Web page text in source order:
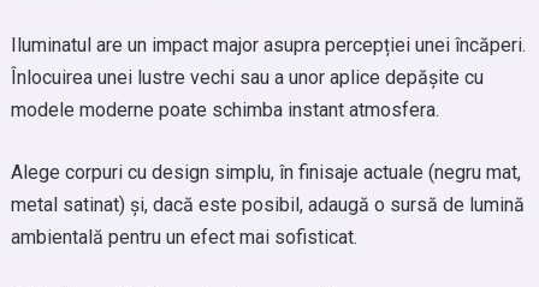
Iluminatul are un impact major asupra percepției unei încăperi.
Înlocuirea unei lustre vechi sau a unor aplice depășite cu
modele moderne poate schimba instant atmosfera.
Alege corpuri cu design simplu, în finisaje actuale (negru mat,
metal satinat) și, dacă este posibil, adaugă o sursă de lumină
ambientală pentru un efect mai sofisticat.